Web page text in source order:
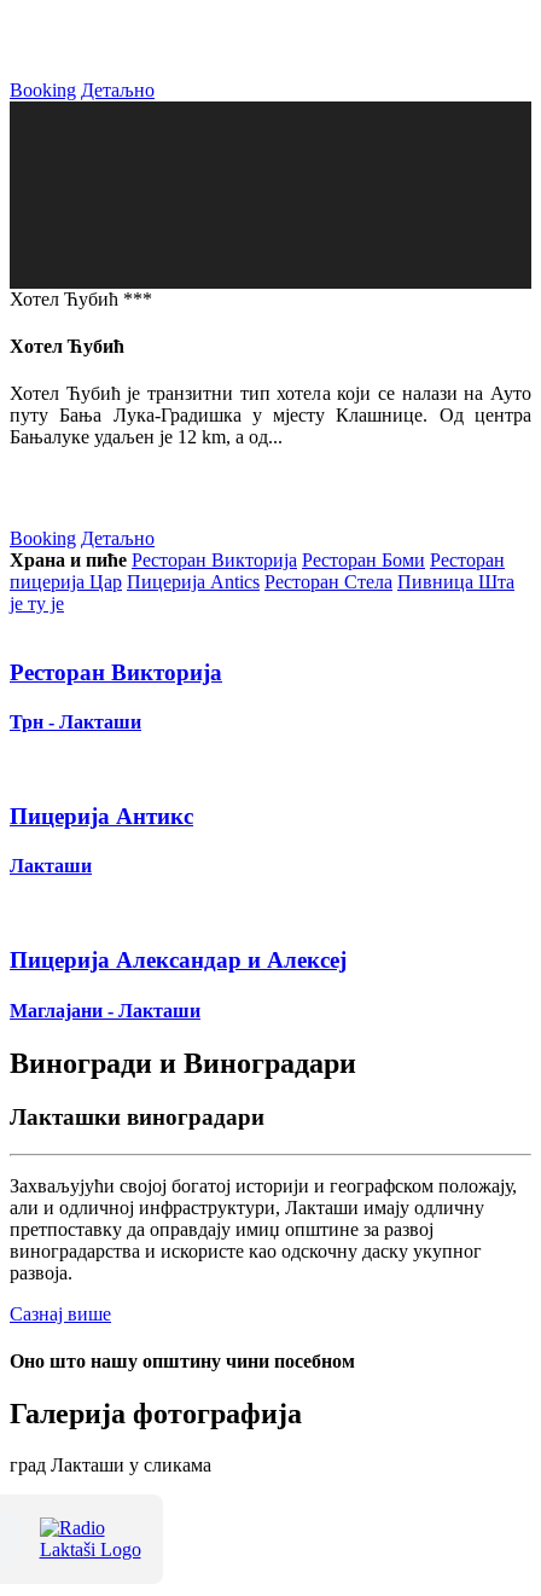
Booking Детаљно
Хотел Ћубић ***
Хотел Ћубић
Хотел Ћубић је транзитни тип хотела који се налази на Ауто
путу Бања Лука-Градишка у мјесту Клашнице. Од центра
Бањалуке удаљен је 12 km, а од...
Booking Детаљно
Храна и пиће Ресторан Викторија Ресторан Боми Ресторан
пицерија Цар Пицерија Аntics Ресторан Стела Пивница Шта
је ту је
Ресторан Викторија
Трн - Лакташи
Пицерија Антикс
Лакташи
Пицерија Александар и Алексеј
Маглајани - Лакташи
Виногради и Виноградари
Лакташки виноградари
Захваљујући својој богатој историји и географском положају,
али и одличној инфраструктури, Лакташи имају одличну
претпоставку да оправдају имиџ општине за развој
виноградарства и искористе као одскочну даску укупног
развоја.
Сазнај више
Оно што нашу општину чини посебном
Галерија фотографија
град Лакташи у сликама
Терме Лакташи